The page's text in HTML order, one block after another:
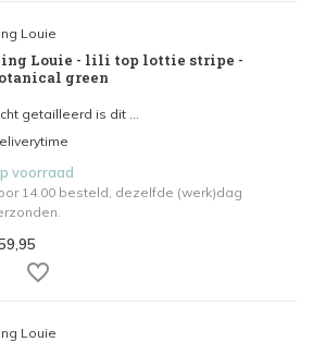
Louie
Louie - lili top lottie stripe -
green
getailleerd is dit ...
voorraad
14.00 besteld, dezelfde (werk)dag
Louie